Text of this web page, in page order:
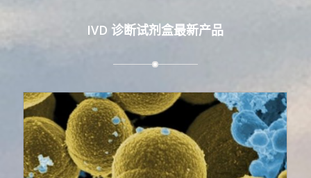
IVD 诊断试剂盒最新产品